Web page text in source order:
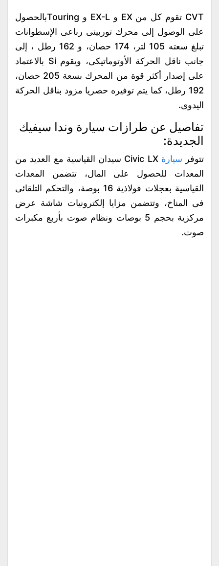
CVT تقوم كل من EX و EX-L و Touringبالحصول
على الوصول إلى محرك توربينى رباعى الإسطوانات
تبلغ سعته 105 لتر، 174 حصان، و 162 رطل ، إلى
جانب ناقل الحركة الأوتوماتيكى، ويقوم Si بالاعتماد
على إصدار أكثر قوة من المحرك بسعة 205 حصان،
192 رطل، كما يتم توفيره حصريا مزود بناقل الحركة
اليدوى.
تفاصيل عن طرازات سيارة وندا سيفيك
الجديدة:
تتوفر سيارة
Civic LX سيدان القياسية مع العديد من
المعدات للحصول على المال، تتضمن المعدات
القياسية بعجلات فولاذية 16 بوصة، والتحكم التلقائى
فى المناخ، وتتضمن مزايا إلكترونيات شاشة عرض
مركزية بحجم 5 بوصات ونظام صوت بأربع مكبرات
صوت.